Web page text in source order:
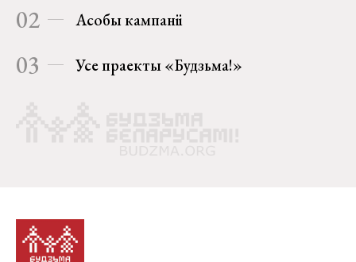
02 Асобы кампаніі
03 Усе праекты «Будзьма!»